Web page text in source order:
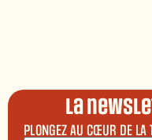
La
PLONGEZ AU CŒUR DE